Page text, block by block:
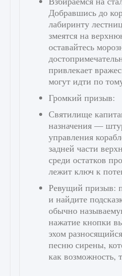
Добравшись до
лабиринту
змеятся на
оставайтесь
привлекает
могут идти по
Громкий призыв:
Святилище
назначения —
управления
задней части
среди остатков
лежит ключ к
Ревущий призыв:
и найдите
обычно
нажатие кнопки
эхом
песню сирены,
как возможность,